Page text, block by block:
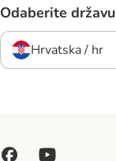
Odaberite državu
Hrvatska / hr